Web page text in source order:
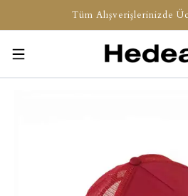
Tüm Alışverişlerinizde